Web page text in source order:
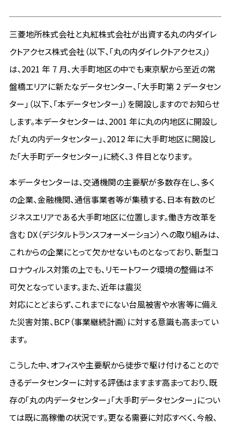
三菱地所株式会社と丸紅株式会社が出資する丸の内ダイレ
クトアクセス株式会社（以下、「丸の内ダイレクトアクセス」）
は、2021 年 7 月、大手町地区の中でも東京駅から至近の常
盤橋エリアに新たなデータセンター、「大手町第 2 データセン
ター」（以下、「本データセンター」）を開設しますのでお知らせ
します。本データセンターは、2001 年に丸の内地区に開設し
た「丸の内データセンター」、2012 年に大手町地区に開設し
た「大手町データセンター」に続く、3 件目となります。
本データセンターは、交通機関の主要駅が多数存在し、多く
の企業、金融機関、通信事業者等が集積する、日本有数のビ
ジネスエリアである大手町地区に位置します。働き方改革を
含む DX（デジタルトランスフォーメーション）への取り組みは、
これからの企業にとって欠かせないものとなっており、新型コ
ロナウィルス対策の上でも、リモートワーク環境の整備は不
可欠となっています。また、近年は震災
対応にとどまらず、これまでにない台風被害や水害等に備え
た災害対策、BCP（事業継続計画）に対する意識も高まってい
ます。
こうした中、オフィスや主要駅から徒歩で駆け付けることので
きるデータセンターに対する評価はますます高まっており、既
存の「丸の内データセンター」「大手町データセンター」につい
ては既に高稼働の状況です。更なる需要に対応すべく、今般、